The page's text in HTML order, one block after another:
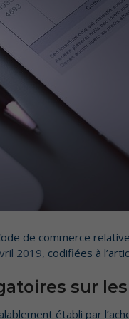
SaaS
de gestion des
site e-commerce et
et
sécurité des
informatisées
& poste de travail
de commerce
2019, codifiées à
sur
établi par